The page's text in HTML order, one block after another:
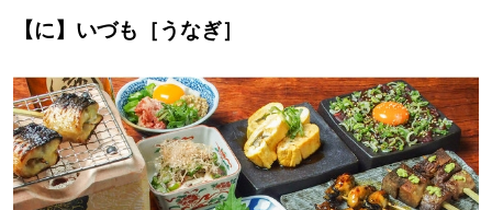
【に】いづも［うなぎ］